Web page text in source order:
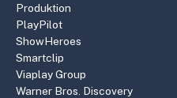
Produktion
PlayPilot
ShowHeroes
Smartclip
Viaplay Group
Warner Bros. Discovery